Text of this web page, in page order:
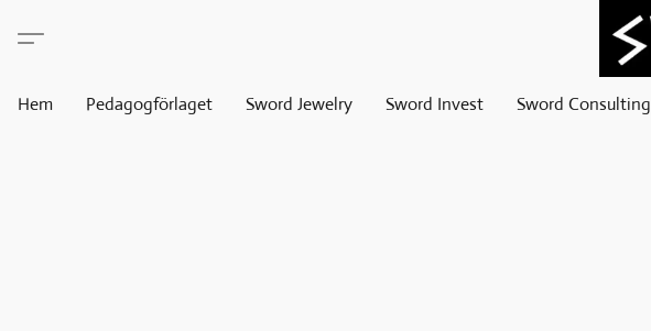
Hem Pedagogförlaget Sword Jewelry Sword Invest Sword Consulting